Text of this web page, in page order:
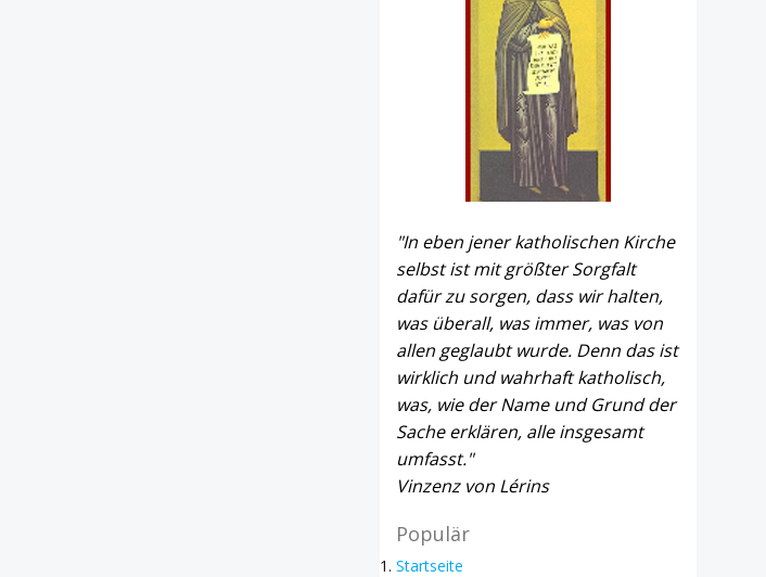
"In eben jener katholischen Kirche
selbst ist mit größter Sorgfalt
dafür zu sorgen, dass wir halten,
was überall, was immer, was von
allen geglaubt wurde. Denn das ist
wirklich und wahrhaft katholisch,
was, wie der Name und Grund der
Sache erklären, alle insgesamt
umfasst."
Vinzenz von Lérins
Populär
Startseite